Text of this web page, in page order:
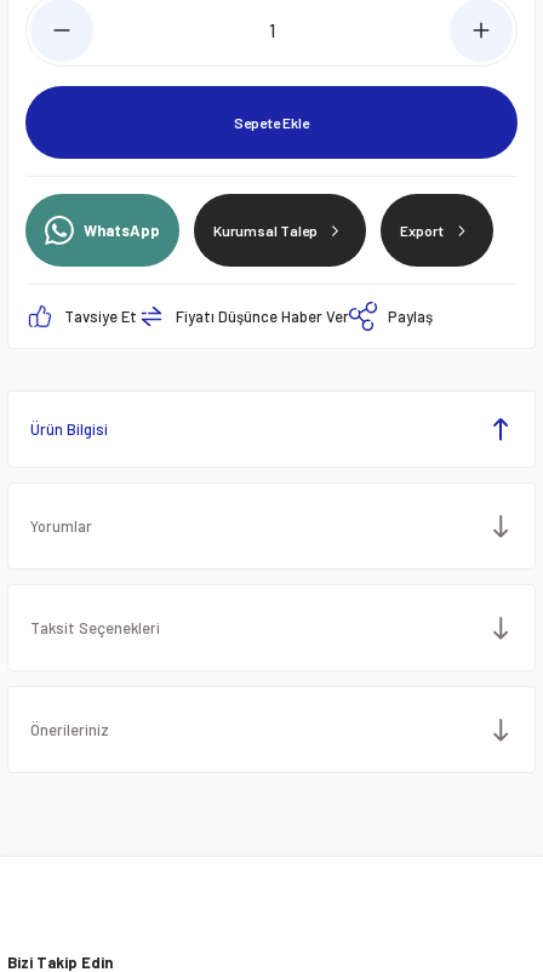
Sepete Ekle
WhatsApp Kurumsal Talep Export
Tavsiye Et Fiyatı Düşünce Haber Ver Paylaş
Ürün Bilgisi
Yorumlar
Taksit Seçenekleri
Önerileriniz
Bizi Takip Edin